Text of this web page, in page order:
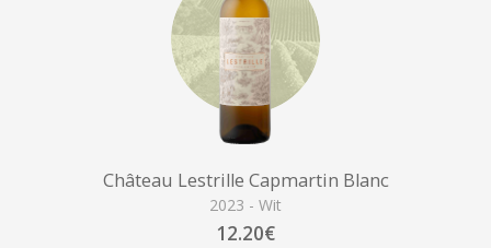
Château Lestrille Capmartin Blanc
2023 - Wit
12.20€